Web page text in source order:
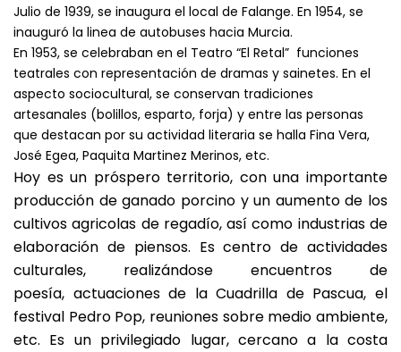
Julio de 1939, se inaugura el local de Falange. En 1954, se
inauguró la linea de autobuses hacia Murcia.
En 1953, se celebraban en el Teatro “El Retal” funciones
teatrales con representación de dramas y sainetes. En el
aspecto sociocultural, se conservan tradiciones
artesanales (bolillos, esparto, forja) y entre las personas
que destacan por su actividad literaria se halla Fina Vera,
José Egea, Paquita Martinez Merinos, etc.
Hoy es un próspero territorio, con una importante
producción de ganado porcino y un aumento de los
cultivos agricolas de regadío, así como industrias de
elaboración de piensos. Es centro de actividades
culturales, realizándose encuentros de
poesía, actuaciones de la Cuadrilla de Pascua, el
festival Pedro Pop, reuniones sobre medio ambiente,
etc. Es un privilegiado lugar, cercano a la costa